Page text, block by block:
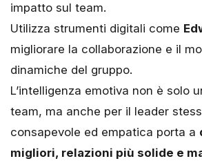
impatto sul team.
Utilizza strumenti digitali come
migliorare la collaborazione e il
dinamiche del gruppo​.
L’intelligenza emotiva non è solo
team, ma anche per il leader
consapevole ed empatica porta a
migliori, relazioni più solide e